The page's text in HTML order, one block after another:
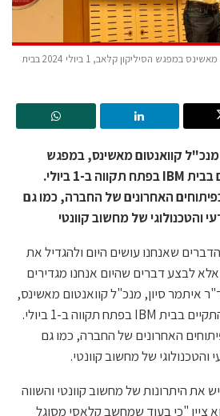
ד"ר איתמר סיון, מנכ"ל קוואנטום מאשינס במפגש הסיליקון קלאב, 1 ביולי 2024 בבית
קוואנטום מאשינס, במפגש
הסיליקון קלאב שהתקיים בבית IBM בפתח תקווה ב-1 ביולי.
האחרונים של החברה, כמו גם
והטכנולוגי של מחשוב קוונטי
שאנחנו עושים היום ולהגדיל את
ביצועיהם פי 10 או פי 100 אלא לבצע דברים שהיום אנחנו מגדירים
איתמר סיון, מנכ"ל קוואנטום מאשינס,
במפגש הסיליקון קלאב שהתקיים בבית IBM בפתח תקווה ב-1 ביולי.
האחרונים של החברה, כמו גם
של מחשוב קוונטי.
את היתרונות של מחשוב קוונטי והשווה
ציין "כי בעוד שמחשב קלאסי מסוגל